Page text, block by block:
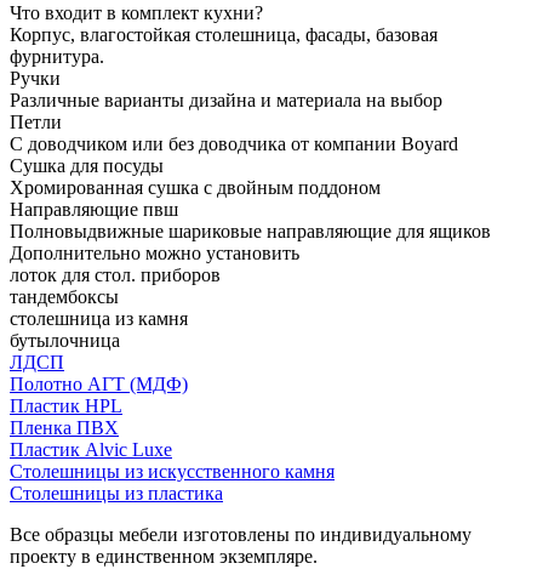
Что входит в комплект кухни?
Корпус, влагостойкая столешница, фасады, базовая
фурнитура.
Ручки
Различные варианты дизайна и материала на выбор
Петли
С доводчиком или без доводчика от компании Boyard
Сушка для посуды
Хромированная сушка с двойным поддоном
Направляющие пвш
Полновыдвижные шариковые направляющие для ящиков
Дополнительно можно установить
лоток для стол. приборов
тандембоксы
столешница из камня
бутылочница
ЛДСП
Полотно АГТ (МДФ)
Пластик HPL
Пленка ПВХ
Пластик Alvic Luxe
Столешницы из искусственного камня
Столешницы из пластика
Все образцы мебели изготовлены по индивидуальному
проекту в единственном экземпляре.